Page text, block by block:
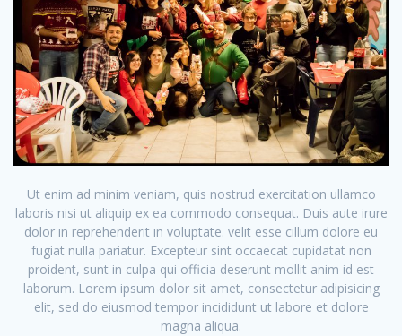
Ut enim ad minim veniam, quis nostrud exercitation ullamco
laboris nisi ut aliquip ex ea commodo consequat. Duis aute irure
dolor in reprehenderit in voluptate. velit esse cillum dolore eu
fugiat nulla pariatur. Excepteur sint occaecat cupidatat non
proident, sunt in culpa qui officia deserunt mollit anim id est
laborum. Lorem ipsum dolor sit amet, consectetur adipisicing
elit, sed do eiusmod tempor incididunt ut labore et dolore
magna aliqua.